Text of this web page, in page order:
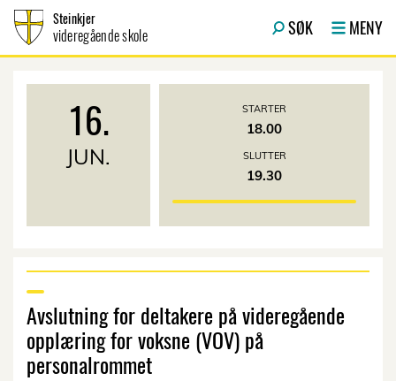
Steinkjer
videregående skole SØK MENY
16.
JUN.
STARTER
18.00
SLUTTER
19.30
Avslutning for deltakere på videregående
opplæring for voksne (VOV) på
personalrommet